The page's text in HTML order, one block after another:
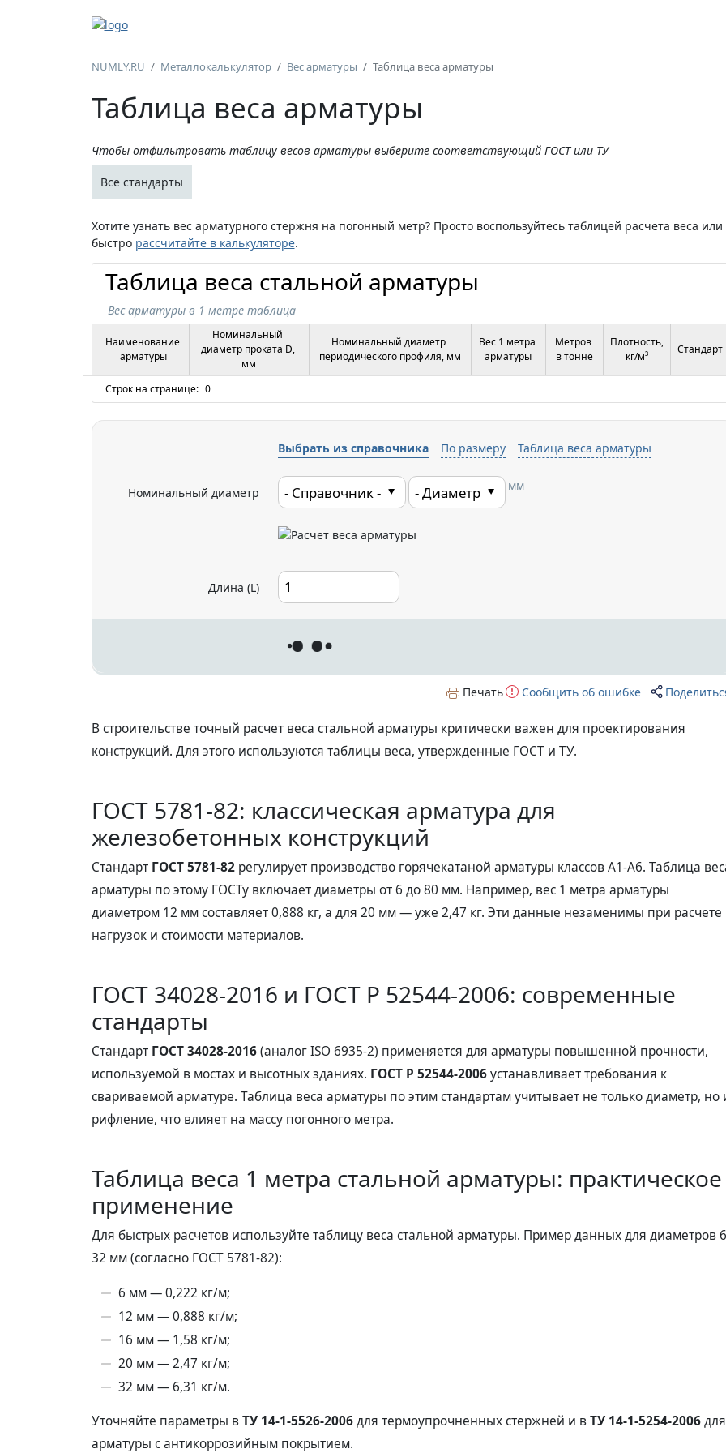
NUMLY.RU Металлокалькулятор Вес арматуры Таблица веса арматуры
Таблица веса арматуры
Чтобы отфильтровать таблицу весов арматуры выберите соответствующий ГОСТ или ТУ
Все стандарты
Хотите узнать вес арматурного стержня на погонный метр? Просто воспользуйтесь таблицей расчета веса или
быстро рассчитайте в калькуляторе.
Таблица веса стальной арматуры
Вес арматуры в 1 метре таблица
Наименование
арматуры
Номинальный
диаметр проката D,
мм
Номинальный диаметр
периодического профиля, мм
Вес 1 метра
арматуры
Метров
в тонне
Плотность,
кг/м³
Стандарт
Строк на странице: 0
Выбрать из справочника По размеру Таблица веса арматуры
Номинальный диаметр мм
Длина (L)
Печать Сообщить об ошибке
В строительстве точный расчет веса стальной арматуры критически важен для проектирования
конструкций. Для этого используются таблицы веса, утвержденные ГОСТ и ТУ.
ГОСТ 5781-82: классическая арматура для
железобетонных конструкций
Стандарт ГОСТ 5781-82регулирует производство горячекатаной арматуры классов А1-А6. Таблица
арматуры по этому ГОСТу включает диаметры от 6 до 80 мм. Например, вес 1 метра арматуры
диаметром 12 мм составляет 0,888 кг, а для 20 мм — уже 2,47 кг. Эти данные незаменимы при расчете
нагрузок и стоимости материалов.
ГОСТ 34028-2016 и ГОСТ Р 52544-2006: современные
стандарты
Стандарт ГОСТ 34028-2016(аналог ISO 6935-2) применяется для арматуры повышенной прочности,
используемой в мостах и высотных зданиях. ГОСТ Р 52544-2006устанавливает требования к
свариваемой арматуре. Таблица веса арматуры по этим стандартам учитывает не только диаметр, но
рифление, что влияет на массу погонного метра.
Таблица веса 1 метра стальной арматуры: практическое
применение
Для быстрых расчетов используйте таблицу веса стальной арматуры. Пример данных для диаметров
32 мм (согласно ГОСТ 5781-82):
6 мм — 0,222 кг/м;
12 мм — 0,888 кг/м;
16 мм — 1,58 кг/м;
20 мм — 2,47 кг/м;
32 мм — 6,31 кг/м.
Уточняйте параметры вТУ 14-1-5526-2006для термоупрочненных стержней и вТУ 14-1-5254-2006для
арматуры с антикоррозийным покрытием.